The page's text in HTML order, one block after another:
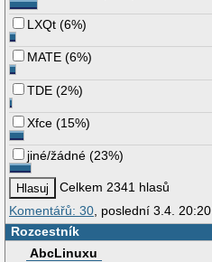
LXQt (6%)
MATE (6%)
TDE (2%)
Xfce (15%)
jiné/žádné (23%)
Celkem 2341 hlasů
Komentářů: 30 , poslední 3.4. 20:20
Rozcestník
AbcLinuxu